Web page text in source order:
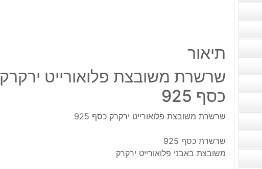
תיאור
שרשרת משובצת פלואורייט ירקרק
כסף 925
שרשרת משובצת פלואורייט ירקרק כסף 925
שרשרת כסף 925
משובצת באבני פלואורייט ירקרק